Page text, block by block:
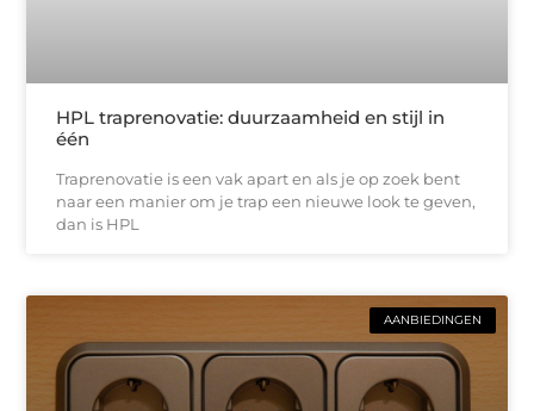
HPL traprenovatie: duurzaamheid en stijl in
één
Traprenovatie is een vak apart en als je op zoek bent
naar een manier om je trap een nieuwe look te geven,
dan is HPL
AANBIEDINGEN